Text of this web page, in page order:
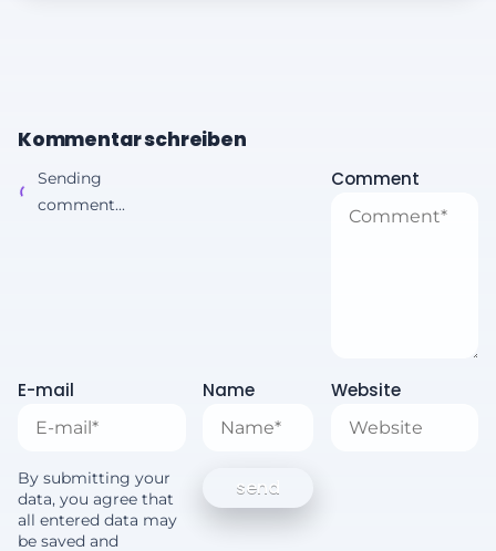
Kommentar schreiben
Sending
comment...
Comment
E-mail Name Website
By submitting your
data, you agree that
all entered data may
be saved and